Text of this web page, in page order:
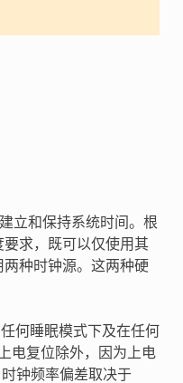
立和保持系统时间。根
求，既可以仅使用其
种时钟源。这两种硬
何睡眠模式下及在任何
电复位除外，因为上电
钟频率偏差取决于